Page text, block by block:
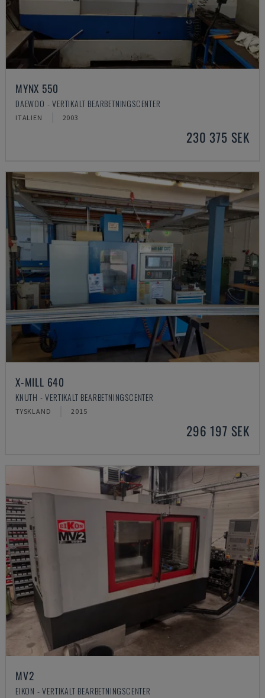
MYNX 550
DAEWOO - VERTIKALT BEARBETNINGSCENTER
ITALIEN 2003
230 375 SEK
X-MILL 640
KNUTH - VERTIKALT BEARBETNINGSCENTER
TYSKLAND 2015
296 197 SEK
MV2
EIKON - VERTIKALT BEARBETNINGSCENTER